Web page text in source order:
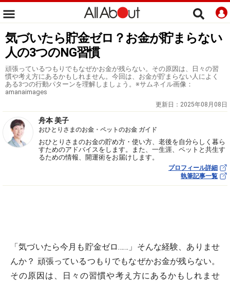
気づいたら貯金ゼロ？お金が貯まらない
人の3つのNG習慣
頑張っているつもりでもなぜかお金が残らない。その原因は、日々の習
慣や考え方にあるかもしれません。今回は、お金が貯まらない人によく
ある3つの行動パターンを理解しましょう。※サムネイル画像：
amanaimages
更新日： 2025年08月08日
舟本 美子
おひとりさまのお金・ペットのお金 ガイド
おひとりさまのお金の貯め方・使い方、老後を自分らしく暮ら
すためのアドバイスをします。また、一生涯、ペットと共生す
るための情報、開運術をお届けします。
プロフィール詳細
執筆記事一覧
「気づいたら今月も貯金ゼロ……」そんな経験、ありませ
んか？ 頑張っているつもりでもなぜかお金が残らない。
その原因は、日々の習慣や考え方にあるかもしれませ